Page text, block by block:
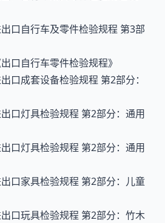
口自行车及零件检验规程 第3部
口自行车零件检验规程》
口成套设备检验规程 第2部分：
口灯具检验规程 第2部分：通用
口灯具检验规程 第2部分：通用
口家具检验规程 第2部分：儿童
口玩具检验规程 第2部分：竹木